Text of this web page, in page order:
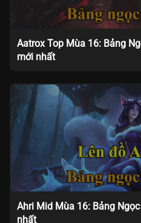
Aatrox Top Mùa 16: Bảng
mới nhất
Ahri Mid Mùa 16: Bảng
nhất